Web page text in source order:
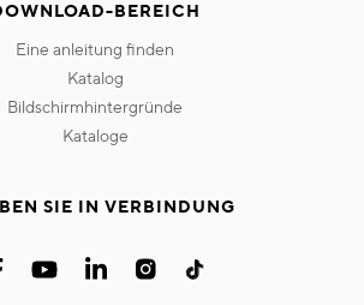
BEREICH
eine anleitung finden
katalog
bildschirmhintergründe
kataloge
SIE IN VERBINDUNG